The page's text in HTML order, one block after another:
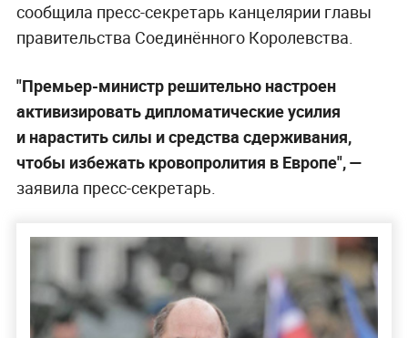
сообщила пресс-секретарь канцелярии главы
правительства Соединённого Королевства.
"Премьер-министр решительно настроен
активизировать дипломатические усилия
и нарастить силы и средства сдерживания,
чтобы избежать кровопролития в Европе", —
заявила пресс-секретарь.